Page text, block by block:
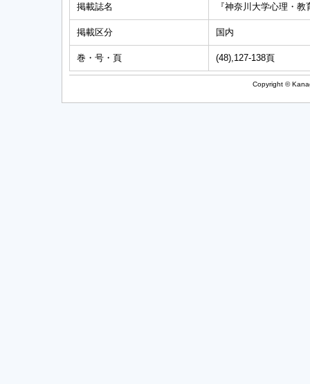
掲載誌名 『神奈川大学心理・
掲載区分 国内
巻・号・頁 (48),127-138頁
Copyright ©